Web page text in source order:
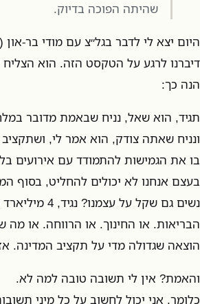
שהיתה הפוכה בדיוק.
היום יצא לי לדבר בגל״צ עם מודי בר-
דיברנו לרגע על הטקסט הזה. הוא
הנה כך:
תגיד, הוא שאל, נניח שבאמת מדובר
ונניח שאתה צודק, הוא אמר לי,
בו את הגמישות להתמודד עם אירועים
בעצם אנחנו לא יכולים להחליט,
הבריאות. או החינוך. או הרווחה. או
הוצאה שגדולה מדי על תקציב המדינה.
והאמת? אין לי תשובה טובה למה לא.
כלומר, אני יכול לחשוב על כל מיני